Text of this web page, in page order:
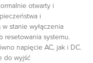
otwarty i
i
stanie wyłączenia
resetowania systemu.
napięcie AC, jak i DC.
do wyjść